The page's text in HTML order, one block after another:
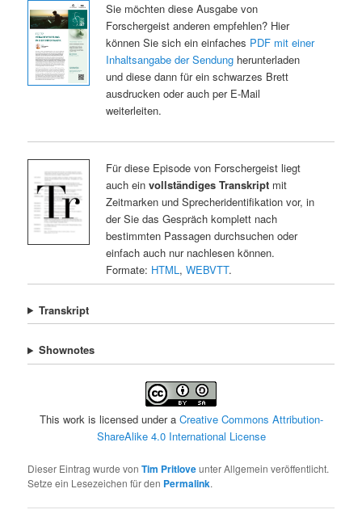
Sie möchten diese Ausgabe von
Forschergeist anderen empfehlen? Hier
können Sie sich ein einfaches PDF mit einer
Inhaltsangabe der Sendungherunterladen
und diese dann für ein schwarzes Brett
ausdrucken oder auch per E-Mail
weiterleiten.
Für diese Episode von Forschergeist liegt
auch ein vollständiges Transkriptmit
Zeitmarken und Sprecheridentifikation vor, in
der Sie das Gespräch komplett nach
bestimmten Passagen durchsuchen oder
einfach auch nur nachlesen können.
Formate: HTML, WEBVTT.
Transkript
Shownotes
This work is licensed under a Creative Commons Attribution-
ShareAlike 4.0 International License
Dieser Eintrag wurde vonTim Pritloveunter Allgemein veröffentlicht.
Setze ein Lesezeichen für den Permalink.